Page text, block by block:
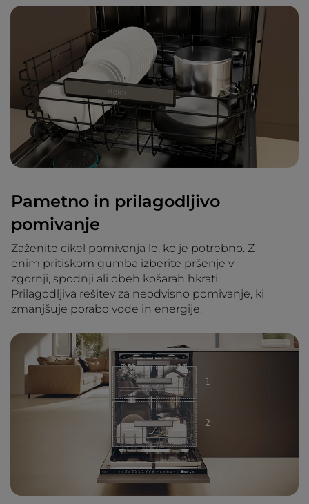
Pametno in prilagodljivo
pomivanje
Zaženite cikel pomivanja le, ko je potrebno. Z
enim pritiskom gumba izberite pršenje v
zgornji, spodnji ali obeh košarah hkrati.
Prilagodljiva rešitev za neodvisno pomivanje, ki
zmanjšuje porabo vode in energije.